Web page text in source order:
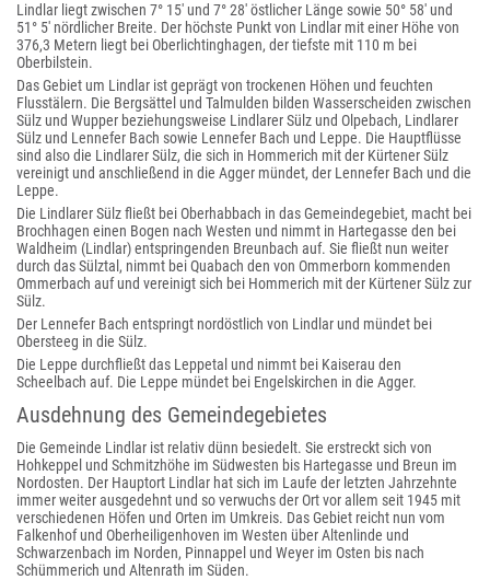
Lindlar liegt zwischen 7° 15' und 7° 28' östlicher Länge sowie 50° 58' und
51° 5' nördlicher Breite. Der höchste Punkt von Lindlar mit einer Höhe von
376,3 Metern liegt bei Oberlichtinghagen, der tiefste mit 110 m bei
Oberbilstein.
Das Gebiet um Lindlar ist geprägt von trockenen Höhen und feuchten
Flusstälern. Die Bergsättel und Talmulden bilden Wasserscheiden zwischen
Sülz und Wupper beziehungsweise Lindlarer Sülz und Olpebach, Lindlarer
Sülz und Lennefer Bach sowie Lennefer Bach und Leppe. Die Hauptflüsse
sind also die Lindlarer Sülz, die sich in Hommerich mit der Kürtener Sülz
vereinigt und anschließend in die Agger mündet, der Lennefer Bach und die
Leppe.
Die Lindlarer Sülz fließt bei Oberhabbach in das Gemeindegebiet, macht bei
Brochhagen einen Bogen nach Westen und nimmt in Hartegasse den bei
Waldheim (Lindlar) entspringenden Breunbach auf. Sie fließt nun weiter
durch das Sülztal, nimmt bei Quabach den von Ommerborn kommenden
Ommerbach auf und vereinigt sich bei Hommerich mit der Kürtener Sülz zur
Sülz.
Der Lennefer Bach entspringt nordöstlich von Lindlar und mündet bei
Obersteeg in die Sülz.
Die Leppe durchfließt das Leppetal und nimmt bei Kaiserau den
Scheelbach auf. Die Leppe mündet bei Engelskirchen in die Agger.
Ausdehnung des Gemeindegebietes
Die Gemeinde Lindlar ist relativ dünn besiedelt. Sie erstreckt sich von
Hohkeppel und Schmitzhöhe im Südwesten bis Hartegasse und Breun im
Nordosten. Der Hauptort Lindlar hat sich im Laufe der letzten Jahrzehnte
immer weiter ausgedehnt und so verwuchs der Ort vor allem seit 1945 mit
verschiedenen Höfen und Orten im Umkreis. Das Gebiet reicht nun vom
Falkenhof und Oberheiligenhoven im Westen über Altenlinde und
Schwarzenbach im Norden, Pinnappel und Weyer im Osten bis nach
Schümmerich und Altenrath im Süden.